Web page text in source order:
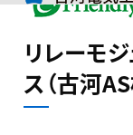
製品情報
研究開発
投資家の皆様へ（IR
リレーモ
ス（古河